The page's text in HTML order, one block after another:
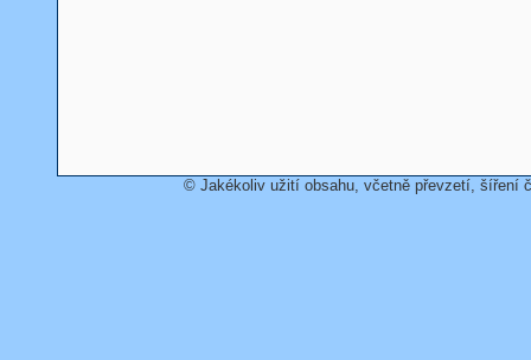
© Jakékoliv užití obsahu, včetně převzetí, šíření